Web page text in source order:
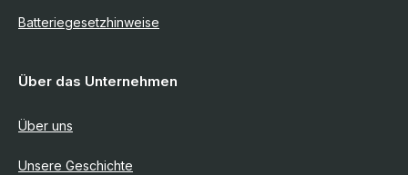
Batteriegesetzhinweise
Über das Unternehmen
Über uns
Unsere Geschichte